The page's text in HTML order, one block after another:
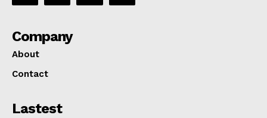
Company
About
Contact
Lastest